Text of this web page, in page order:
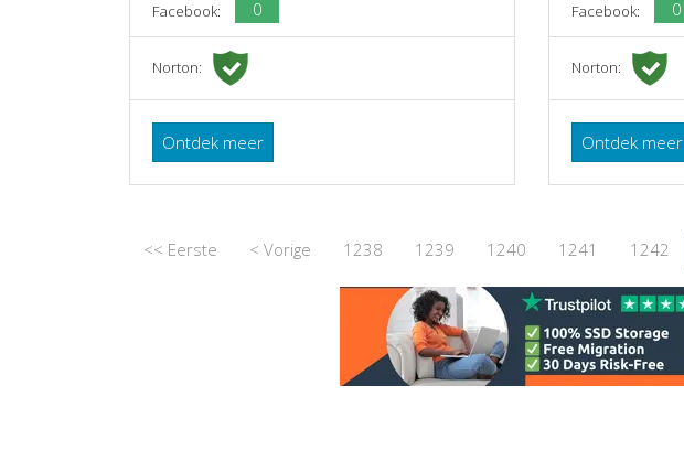
Facebook: 0
Norton:
Ontdek meer
Facebook: 0
Norton:
Ontdek meer
<< Eerste < Vorige 1238 1239 1240 1241 1242